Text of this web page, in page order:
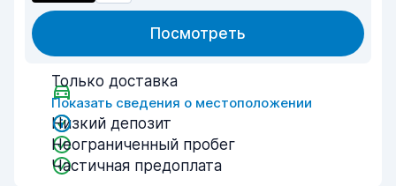
Посмотреть
Только доставка
Показать сведения о местоположении
Низкий депозит
Неограниченный пробег
Частичная предоплата